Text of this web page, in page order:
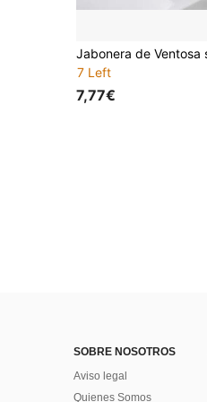
7 Left
7,77€
SOBRE NOSOTROS
Aviso legal
Quienes Somos